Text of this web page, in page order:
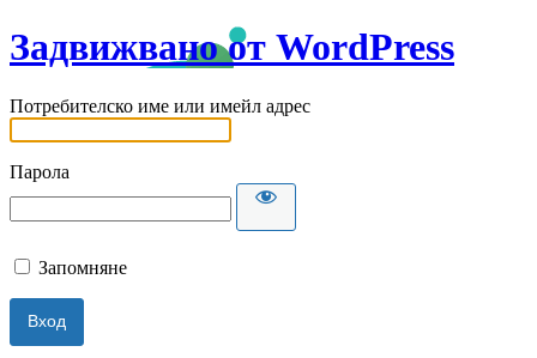
Задвижвано от WordPress
Потребителско име или имейл адрес
Парола
Запомняне